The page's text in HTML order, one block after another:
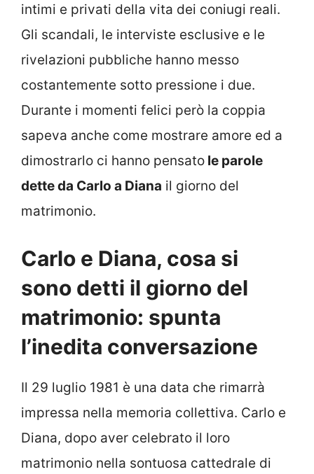
intimi e privati della vita dei coniugi reali.
Gli scandali, le interviste esclusive e le
rivelazioni pubbliche hanno messo
costantemente sotto pressione i due.
Durante i momenti felici però la coppia
sapeva anche come mostrare amore ed a
dimostrarlo ci hanno pensato le parole
dette da Carlo a Diana il giorno del
matrimonio.
Carlo e Diana, cosa si
sono detti il giorno del
matrimonio: spunta
l’inedita conversazione
Il 29 luglio 1981 è una data che rimarrà
impressa nella memoria collettiva. Carlo e
Diana, dopo aver celebrato il loro
matrimonio nella sontuosa cattedrale di